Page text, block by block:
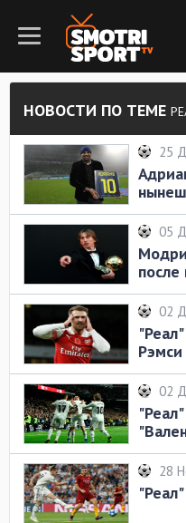
НОВОСТИ ПО ТЕМЕ
25
05
02
Рэмси
02
28